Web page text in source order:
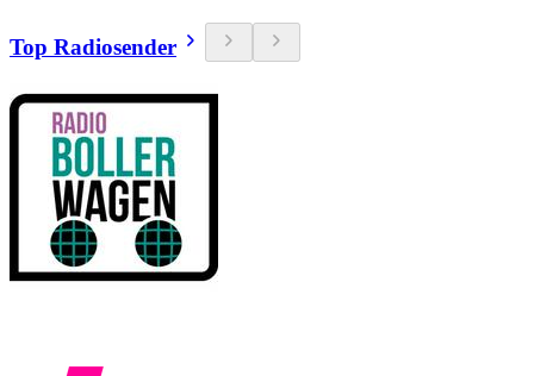
Top Radiosender